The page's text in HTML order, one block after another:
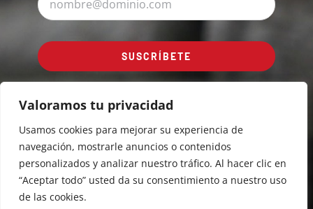
Valoramos tu privacidad
Usamos cookies para mejorar su experiencia de
navegación, mostrarle anuncios o contenidos
personalizados y analizar nuestro tráfico. Al hacer clic en
“Aceptar todo” usted da su consentimiento a nuestro uso
de las cookies.
SUSCRÍBETE
© Copyright 2021 - 2026 | Cotainsa | Todos los derechos
reservados | Diseñado por